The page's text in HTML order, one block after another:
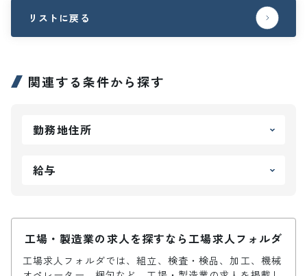
リストに戻る
関連する条件から探す
勤務地住所
給与
工場・製造業の求人を探すなら工場求人フォルダ
工場求人フォルダでは、組立、検査・検品、加工、機械